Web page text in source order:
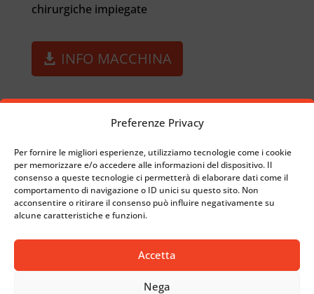
Preferenze Privacy
Per fornire le migliori esperienze, utilizziamo tecnologie come i cookie
per memorizzare e/o accedere alle informazioni del dispositivo. Il
consenso a queste tecnologie ci permetterà di elaborare dati come il
comportamento di navigazione o ID unici su questo sito. Non
acconsentire o ritirare il consenso può influire negativamente su
alcune caratteristiche e funzioni.
Accetta
Nega
chirurgiche impiegate
INFO MACCHINA
LEGAMENTO ARTIFICIALE
TORNA A CHIRURGICO
RETINA PER SUTURA CHIRURGICA